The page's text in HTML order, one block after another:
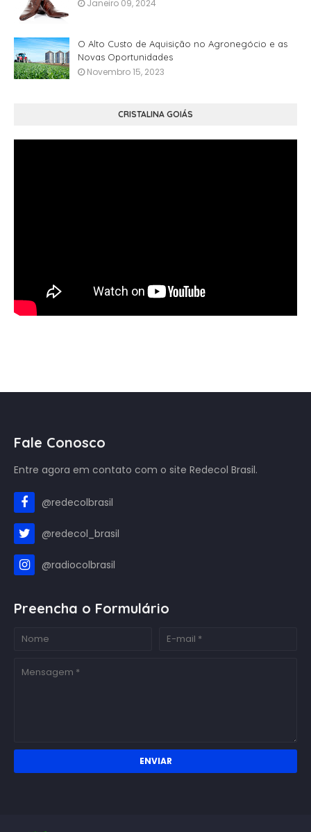
Janeiro 09, 2024
O Alto Custo de Aquisição no Agronegócio e as
Novas Oportunidades
Novembro 15, 2023
CRISTALINA GOIÁS
Fale Conosco
Entre agora em contato com o site Redecol Brasil.
@redecolbrasil
@redecol_brasil
@radiocolbrasil
Preencha o Formulário